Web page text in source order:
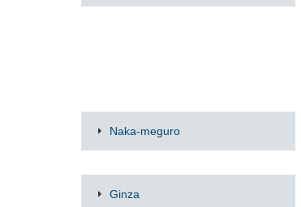
Naka-meguro
Ginza